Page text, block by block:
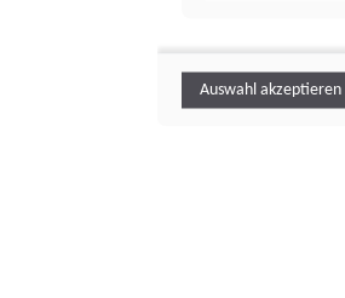
Auswahl akzeptieren